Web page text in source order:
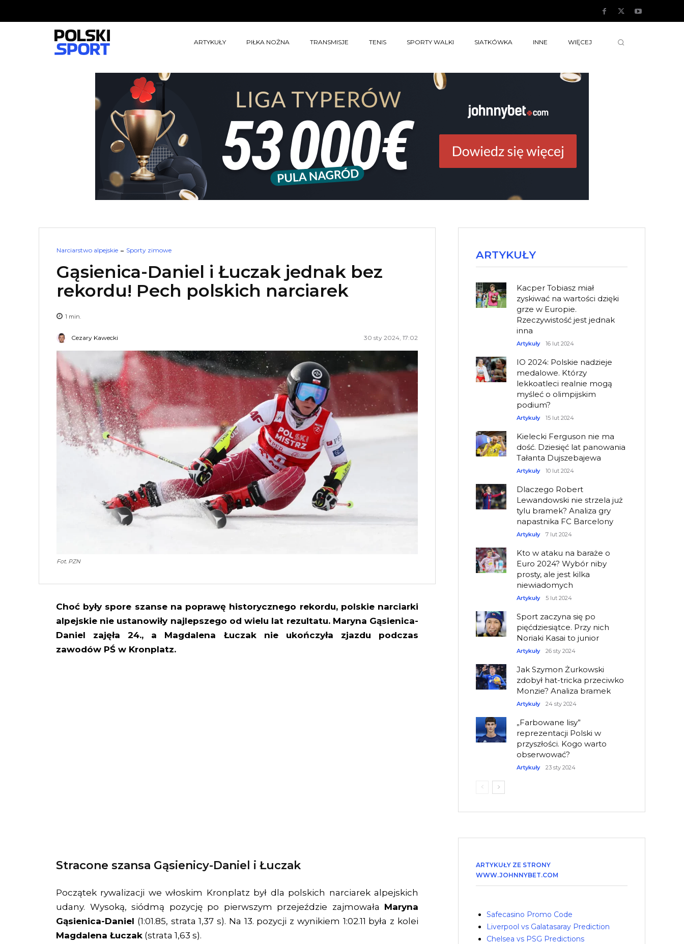
ARTYKUŁY PIŁKA NOŻNA TRANSMISJE TENIS SPORTY WALKI SIATKÓWKA INNE WIĘCEJ
Narciarstwo alpejskie Sporty zimowe
Gąsienica-Daniel i Łuczak jednak bez
rekordu! Pech polskich narciarek
1 min.
Cezary Kawecki 30 sty 2024, 17:02
Fot. PZN
Choć były spore szanse na poprawę historycznego rekordu, polskie narciarki
alpejskie nie ustanowiły najlepszego od wielu lat rezultatu. Maryna Gąsienica-
Daniel zajęła 24., a Magdalena Łuczak nie ukończyła zjazdu podczas
zawodów PŚ w Kronplatz.
Stracone szansa Gąsienicy-Daniel i Łuczak
Początek rywalizacji we włoskim Kronplatz był dla polskich narciarek alpejskich
udany. Wysoką, siódmą pozycję po pierwszym przejeździe zajmowała Maryna
Gąsienica-Daniel (1:01.85, strata 1,37 s). Na 13. pozycji z wynikiem 1:02.11 była z kolei
Magdalena Łuczak (strata 1,63 s).
ARTYKUŁY
Kacper Tobiasz miał
zyskiwać na wartości dzięki
grze w Europie.
Rzeczywistość jest jednak
inna
Artykuły 16 lut 2024
IO 2024: Polskie nadzieje
medalowe. Którzy
lekkoatleci realnie mogą
myśleć o olimpijskim
podium?
Artykuły 15 lut 2024
Kielecki Ferguson nie ma
dość. Dziesięć lat panowania
Tałanta Dujszebajewa
Artykuły 10 lut 2024
Dlaczego Robert
Lewandowski nie strzela już
tylu bramek? Analiza gry
napastnika FC Barcelony
Artykuły 7 lut 2024
Kto w ataku na baraże o
Euro 2024? Wybór niby
prosty, ale jest kilka
niewiadomych
Artykuły 5 lut 2024
Sport zaczyna się po
pięćdziesiątce. Przy nich
Noriaki Kasai to junior
Artykuły 26 sty 2024
Jak Szymon Żurkowski
zdobył hat-tricka przeciwko
Monzie? Analiza bramek
Artykuły 24 sty 2024
„Farbowane lisy”
reprezentacji Polski w
przyszłości. Kogo warto
obserwować?
Artykuły 23 sty 2024
ARTYKUŁY ZE STRONY
WWW.JOHNNYBET.COM
Safecasino Promo Code
Liverpool vs Galatasaray Prediction
Chelsea vs PSG Predictions